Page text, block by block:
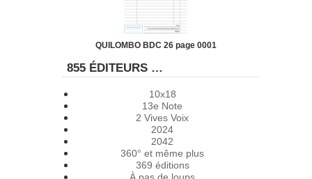
QUILOMBO BDC 26 page 0001
855 ÉDITEURS …
10x18
13e Note
2 Vives Voix
2024
2042
360° et même plus
369 éditions